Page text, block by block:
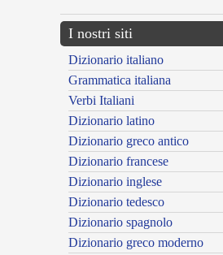
I nostri siti
Dizionario italiano
Grammatica italiana
Verbi Italiani
Dizionario latino
Dizionario greco antico
Dizionario francese
Dizionario inglese
Dizionario tedesco
Dizionario spagnolo
Dizionario greco moderno